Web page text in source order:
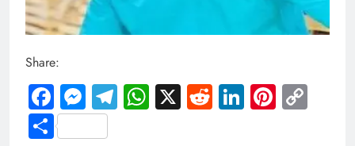
Share:
Facebook
Messenger
Telegram
WhatsApp
X RedditLinkedIn
Share